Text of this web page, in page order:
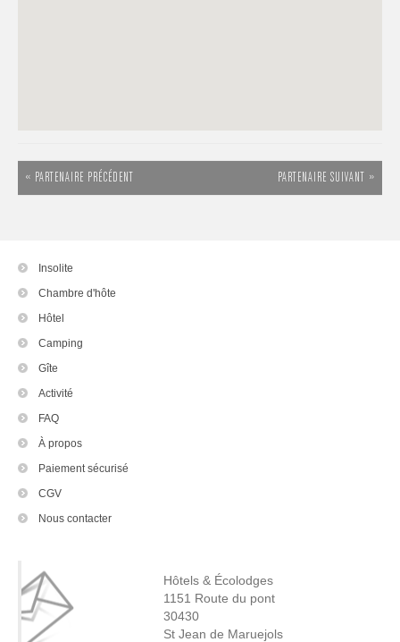
« PARTENAIRE PRÉCÉDENT PARTENAIRE SUIVANT »
Insolite
Chambre d'hôte
Hôtel
Camping
Gîte
Activité
FAQ
À propos
Paiement sécurisé
CGV
Nous contacter
Hôtels & Écolodges
1151 Route du pont
30430
St Jean de Maruejols